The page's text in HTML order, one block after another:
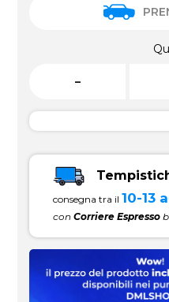
-
consegna tra il 10-13
conCorriere Espresso